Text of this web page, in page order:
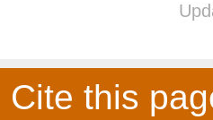
Cite this